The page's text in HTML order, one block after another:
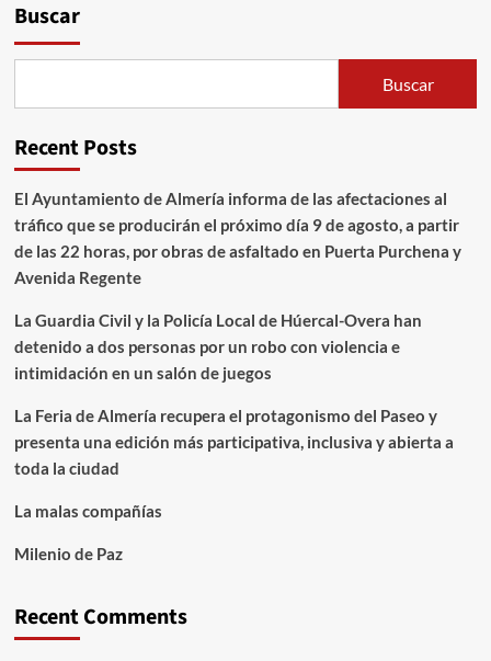
Buscar
Buscar
Recent Posts
El Ayuntamiento de Almería informa de las afectaciones al
tráfico que se producirán el próximo día 9 de agosto, a partir
de las 22 horas, por obras de asfaltado en Puerta Purchena y
Avenida Regente
La Guardia Civil y la Policía Local de Húercal-Overa han
detenido a dos personas por un robo con violencia e
intimidación en un salón de juegos
La Feria de Almería recupera el protagonismo del Paseo y
presenta una edición más participativa, inclusiva y abierta a
toda la ciudad
La malas compañías
Milenio de Paz
Recent Comments